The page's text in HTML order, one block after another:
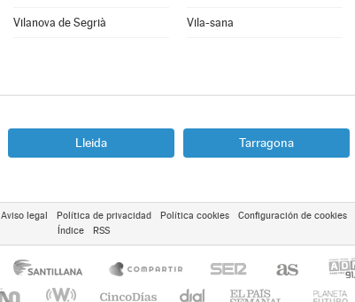
Vilanova de Segrià Vila-sana
Lleida Tarragona
Aviso legal Política de privacidad Política cookies Configuración de cookies
Índice
RSS